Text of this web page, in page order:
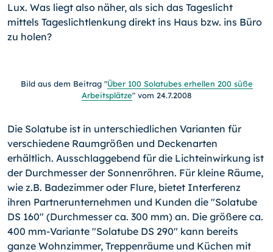
Lux. Was liegt also näher, als sich das Tageslicht
mittels Tageslichtlenkung direkt ins Haus bzw. ins Büro
zu holen?
Bild aus dem Beitrag "Über 100 Solatubes erhellen 200 süße
Arbeitsplätze" vom 24.7.2008
Die Solatube ist in unterschiedlichen Varianten für
verschiedene Raumgrößen und Deckenarten
erhältlich. Ausschlaggebend für die Lichteinwirkung ist
der Durchmesser der Sonnenröhren. Für kleine Räume,
wie z.B. Badezimmer oder Flure, bietet Interferenz
ihren Partnerunternehmen und Kunden die "Solatube
DS 160" (Durchmesser ca. 300 mm) an. Die größere ca.
400 mm-Variante "Solatube DS 290" kann bereits
ganze Wohnzimmer, Treppenräume und Küchen mit